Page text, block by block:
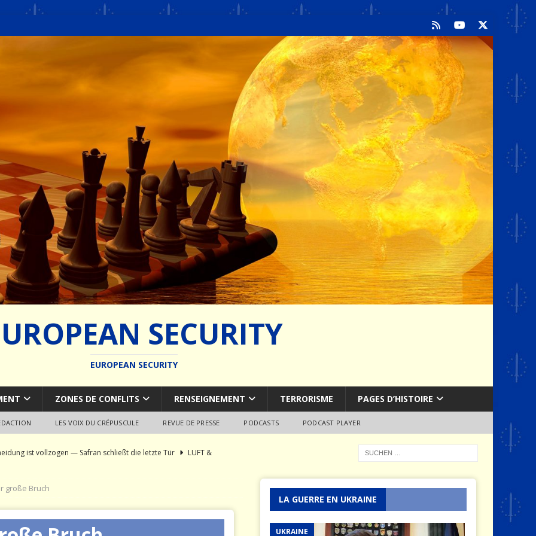
SECURITY
EUROPEAN SECURITY
ZONES DE CONFLITS RENSEIGNEMENT TERRORISME PAGES D’HISTOIRE
LES VOIX DU CRÉPUSCULE REVUE DE PRESSE PODCASTS PODCAST PLAYER
ist vollzogen — Safran schließt die letzte Tür
LUFT &
Syndrom: Autopsie eines europäischen Fähigkeitsschiff-bruchs
des weltweiten Marineschiffbaus
große Bruch
LA GUERRE EN UKRAINE
UKRAINE